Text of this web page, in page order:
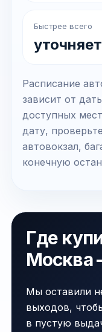
Быстрее всего
Расписание
зависит от
доступных
дату,
автовокзал,
конечную
Где
Москва
Мы оставили
выходов,
в пустую